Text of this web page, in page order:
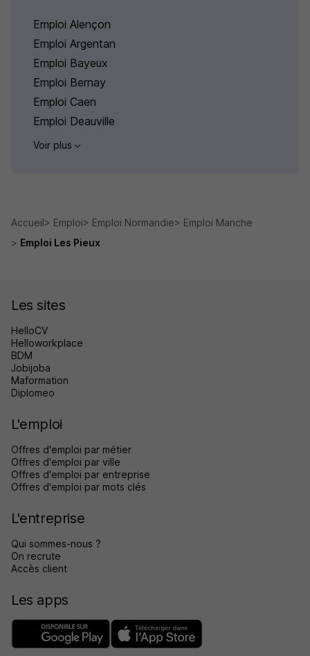
Emploi Alençon
Emploi Argentan
Emploi Bayeux
Emploi Bernay
Emploi Caen
Emploi Deauville
Voir plus
Accueil Emploi Emploi Normandie
Emploi Manche
Emploi Les Pieux
Les sites
HelloCV
Helloworkplace
BDM
Jobijoba
Maformation
Diplomeo
L'emploi
Offres d'emploi par métier
Offres d'emploi par ville
Offres d'emploi par entreprise
Offres d'emploi par mots clés
L'entreprise
Qui sommes-nous ?
On recrute
Accès client
Les apps